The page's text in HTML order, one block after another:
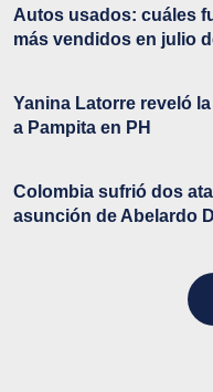
Autos usados: cuáles
más vendidos en julio
Yanina Latorre reveló
a Pampita en PH
Colombia sufrió dos
asunción de Abelardo